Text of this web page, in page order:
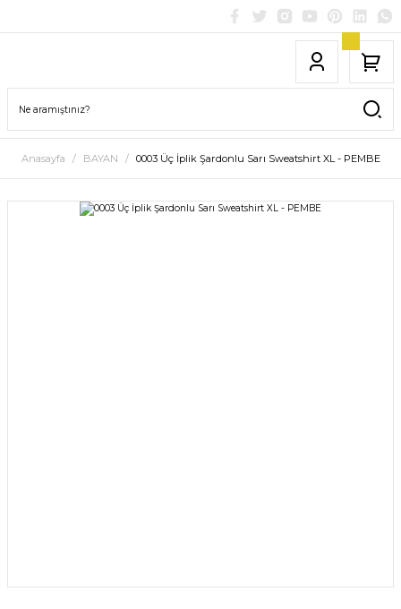
Anasayfa BAYAN 0003 Üç İplik Şardonlu Sarı Sweatshirt XL - PEMBE